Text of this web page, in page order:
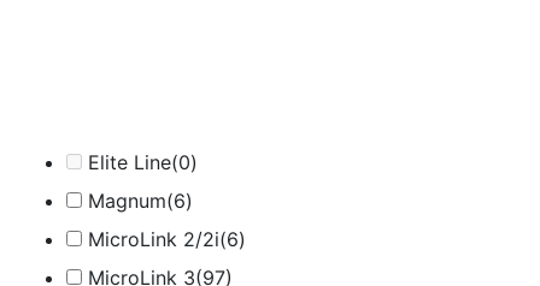
Elite Line(0)
Magnum(6)
MicroLink 2/2i(6)
MicroLink 3(97)